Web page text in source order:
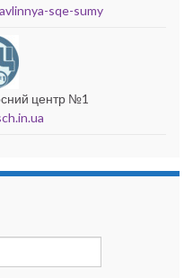
sqe-sumy
центр №1